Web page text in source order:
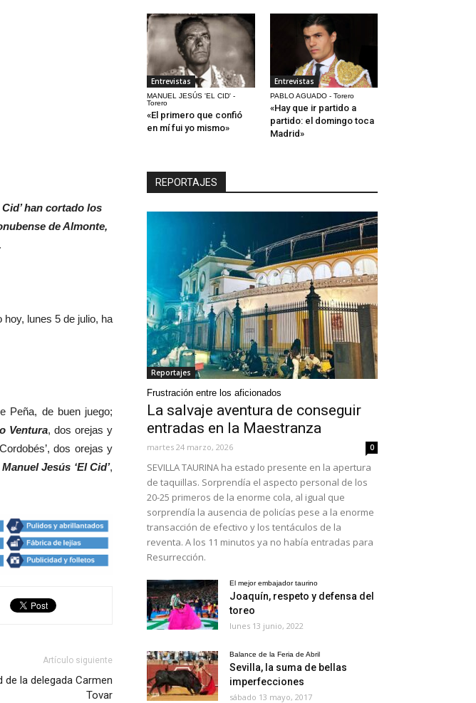
han cortado los
de Almonte,
lunes 5 de julio, ha
Peña, de buen juego;
Ventura, dos orejas y
dos orejas y
Manuel Jesús ‘El Cid’,
Artículo siguiente
la delegada Carmen
Tovar
Entrevistas
MANUEL JESÚS 'EL CID' -
Torero
«El primero que confió
en mí fui yo mismo»
Entrevistas
PABLO AGUADO - Torero
«Hay que ir partido a
partido: el domingo toca
Madrid»
REPORTAJES
Reportajes
Frustración entre los aficionados
La salvaje aventura de conseguir
entradas en la Maestranza
martes 24 marzo, 2026 0
SEVILLA TAURINA ha estado presente en la apertura
de taquillas. Sorprendía el aspecto personal de los
20-25 primeros de la enorme cola, al igual que
sorprendía la ausencia de policías pese a la enorme
transacción de efectivo y los tentáculos de la
reventa. A los 11 minutos ya no había entradas para
Resurrección.
El mejor embajador taurino
Joaquín, respeto y defensa del
toreo
lunes 13 junio, 2022
Balance de la Feria de Abril
Sevilla, la suma de bellas
imperfecciones
sábado 13 mayo, 2017